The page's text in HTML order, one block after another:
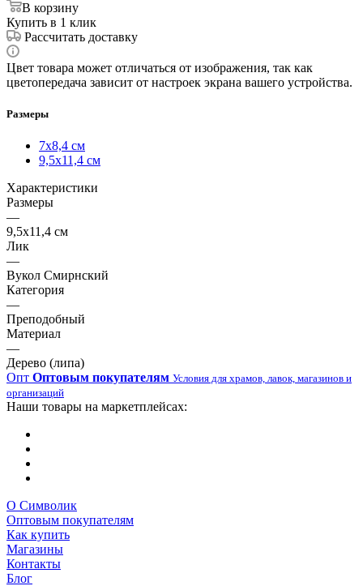
В корзину
Купить в 1 клик
Рассчитать доставку
Цвет товара может отличаться от изображения, так как
цветопередача зависит от настроек экрана вашего устройства.
Размеры
7х8,4 см
9,5х11,4 см
Характеристики
Размеры
—
9,5х11,4 см
Лик
—
Вукол Смирнский
Категория
—
Преподобный
Материал
—
Дерево (липа)
Опт Оптовым покупателям Условия для храмов, лавок, магазинов и
организаций
Наши товары на маркетплейсах:
О Символик
Оптовым покупателям
Как купить
Магазины
Контакты
Блог